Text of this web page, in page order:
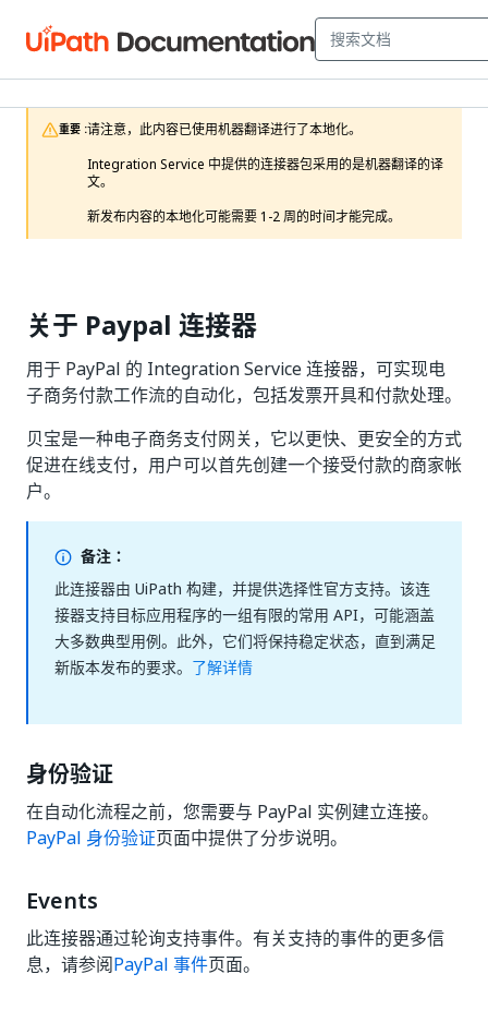
重要 :请注意，此内容已使用机器翻译进行了本地化。
Integration Service 中提供的连接器包采用的是机器翻译的译
文。
新发布内容的本地化可能需要 1-2 周的时间才能完成。
关于 Paypal 连接器
用于 PayPal 的 Integration Service 连接器，可实现电
子商务付款工作流的自动化，包括发票开具和付款处理。
贝宝是一种电子商务支付网关，它以更快、更安全的方式
促进在线支付，用户可以首先创建一个接受付款的商家帐
户。
备注：
此连接器由 UiPath 构建，并提供选择性官方支持。该连
接器支持目标应用程序的一组有限的常用 API，可能涵盖
大多数典型用例。此外，它们将保持稳定状态，直到满足
新版本发布的要求。 了解详情
身份验证
在自动化流程之前，您需要与 PayPal 实例建立连接。
PayPal 身份验证页面中提供了分步说明。
Events
此连接器通过轮询支持事件。有关支持的事件的更多信
息，请参阅PayPal 事件页面。